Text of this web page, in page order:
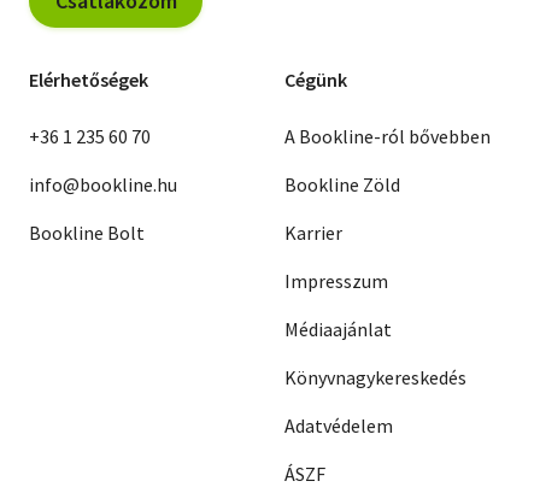
Elérhetőségek
+36 1 235 60 70
info@bookline.hu
Bookline Bolt
Cégünk
A Bookline-ról bővebben
Bookline Zöld
Karrier
Impresszum
Médiaajánlat
Könyvnagykereskedés
Adatvédelem
ÁSZF